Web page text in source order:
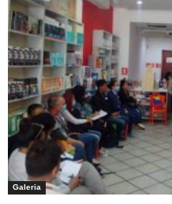
Galeria